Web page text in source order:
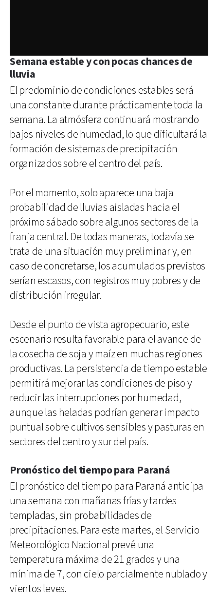
Semana estable y con pocas chances de
lluvia
El predominio de condiciones estables será
una constante durante prácticamente toda la
semana. La atmósfera continuará mostrando
bajos niveles de humedad, lo que dificultará la
formación de sistemas de precipitación
organizados sobre el centro del país.
Por el momento, solo aparece una baja
probabilidad de lluvias aisladas hacia el
próximo sábado sobre algunos sectores de la
franja central. De todas maneras, todavía se
trata de una situación muy preliminar y, en
caso de concretarse, los acumulados previstos
serían escasos, con registros muy pobres y de
distribución irregular.
Desde el punto de vista agropecuario, este
escenario resulta favorable para el avance de
la cosecha de soja y maíz en muchas regiones
productivas. La persistencia de tiempo estable
permitirá mejorar las condiciones de piso y
reducir las interrupciones por humedad,
aunque las heladas podrían generar impacto
puntual sobre cultivos sensibles y pasturas en
sectores del centro y sur del país.
Pronóstico del tiempo para Paraná
El pronóstico del tiempo para Paraná anticipa
una semana con mañanas frías y tardes
templadas, sin probabilidades de
precipitaciones. Para este martes, el Servicio
Meteorológico Nacional prevé una
temperatura máxima de 21 grados y una
mínima de 7, con cielo parcialmente nublado y
vientos leves.